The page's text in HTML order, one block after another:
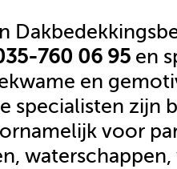
760 06 95 en
en
specialisten zijn
voor